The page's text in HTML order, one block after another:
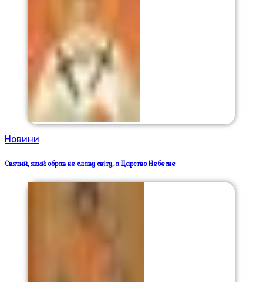
Новини
Святий, який обрав не славу світу, а Царство Небесне